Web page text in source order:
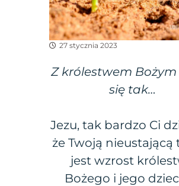
27 stycznia 2023
Z królestwem Bożym
się tak…
Jezu, tak bardzo Ci
że Twoją nieustającą
jest wzrost
Bożego i jego